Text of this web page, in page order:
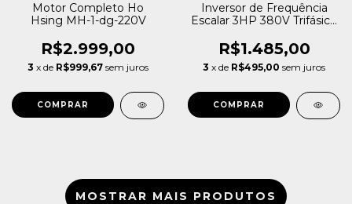
Motor Completo Ho
Hsing MH-1-dg-220V
R$2.999,00
3 x de R$999,67 sem juros
Inversor de Frequência
Escalar 3HP 380V Trifásico
R$1.485,00
3 x de R$495,00 sem juros
MOSTRAR MAIS PRODUTOS